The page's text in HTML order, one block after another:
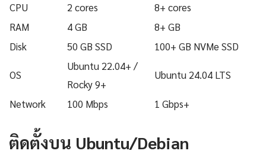
CPU
2 cores
8+ cores
RAM
4 GB
8+ GB
Disk
50 GB SSD 100+ GB NVMe SSD
OS
Ubuntu 22.04+ /
Rocky 9+
Ubuntu 24.04 LTS
Network 100 Mbps 1 Gbps+
ติดตั้งบน Ubuntu/Debian